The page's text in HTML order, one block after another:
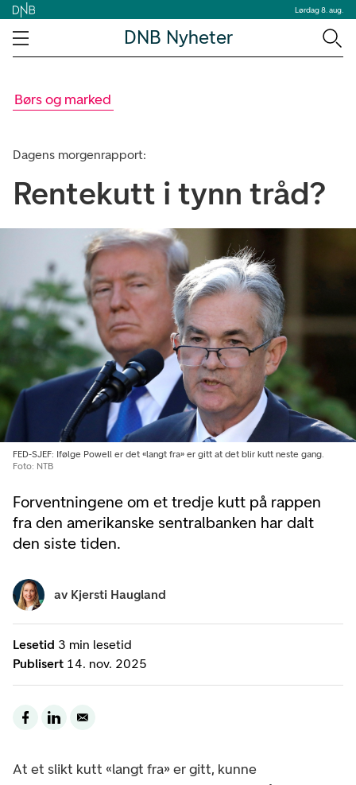
Lørdag 8. aug.
DNB Nyheter
Børs og marked
Dagens morgenrapport:
Rentekutt i tynn tråd?
Forventningene om et tredje kutt på rappen
fra den amerikanske sentralbanken har dalt
den siste tiden.
FED-SJEF: Ifølge Powell er det «langt fra» er gitt at det blir kutt neste gang.
Foto: NTB
Lesetid 3 min lesetid
Publisert 14. nov. 2025
av Kjersti Haugland
At et slikt kutt «langt fra» er gitt, kunne